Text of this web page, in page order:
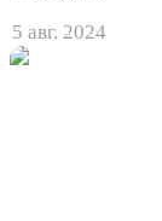
5 авг. 2024